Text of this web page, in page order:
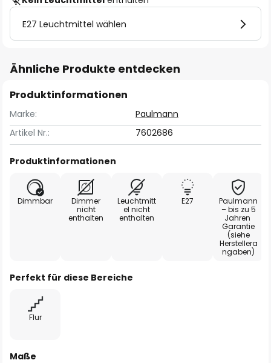
E27 Leuchtmittel wählen
Ähnliche Produkte entdecken
Produktinformationen
Marke:
Paulmann
Artikel Nr.:
7602686
Produktinformationen
Dimmbar
Dimmer
nicht
enthalten
Leuchtmitt
el nicht
enthalten
E27
Paulmann
– bis zu 5
Jahren
Garantie
(siehe
Herstellera
ngaben)
Perfekt für diese Bereiche
Flur
Maße